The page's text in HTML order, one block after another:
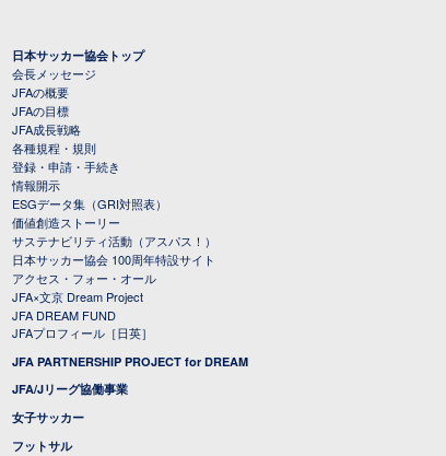
日本サッカー協会トップ
会長メッセージ
JFAの概要
JFAの目標
JFA成長戦略
各種規程・規則
登録・申請・手続き
情報開示
ESGデータ集（GRI対照表）
価値創造ストーリー
サステナビリティ活動（アスパス！）
日本サッカー協会 100周年特設サイト
アクセス・フォー・オール
JFA×文京 Dream Project
JFA DREAM FUND
JFAプロフィール［日英］
JFA PARTNERSHIP PROJECT for DREAM
JFA/Jリーグ協働事業
女子サッカー
フットサル